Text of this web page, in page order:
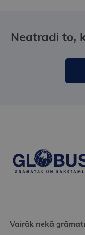
Neatradi to,
Vairāk nekā